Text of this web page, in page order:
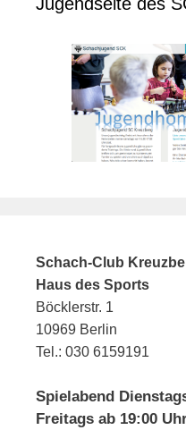
Jugendseite des
Schach-Club
Haus des Sports
Böcklerstr. 1
10969 Berlin
Tel.: 030 6159191
Spielabend
Freitags ab 19:00